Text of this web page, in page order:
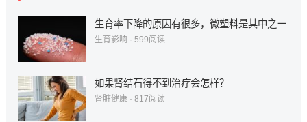
生育率下降的原因有很多，微塑料是其中之一
生育影响 · 599阅读
如果肾结石得不到治疗会怎样？
肾脏健康· 817阅读